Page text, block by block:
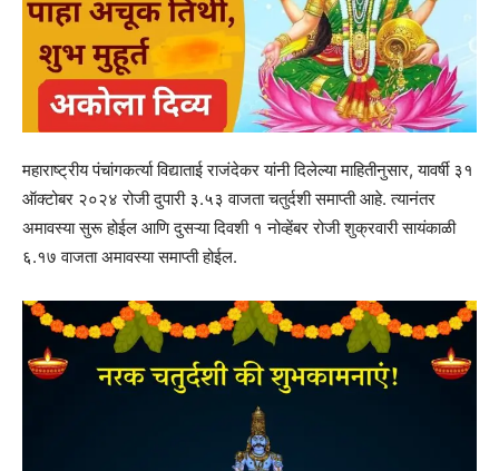
महाराष्ट्रीय पंचांगकर्त्या विद्याताई राजंदेकर यांनी दिलेल्या माहितीनुसार, यावर्षी ३१
ऑक्टोबर २०२४ रोजी दुपारी ३.५३ वाजता चतुर्दशी समाप्ती आहे. त्यानंतर
अमावस्या सुरू होईल आणि दुसऱ्या दिवशी १ नोव्हेंबर रोजी शुक्रवारी सायंकाळी
६.१७ वाजता अमावस्या समाप्ती होईल.